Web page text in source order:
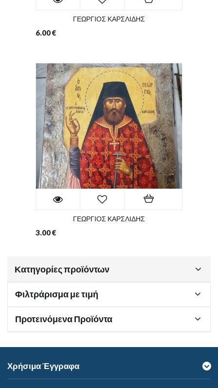
ΓΕΩΡΓΙΟΣ ΚΑΡΣΛΙΔΗΣ
6.00€
ΓΕΩΡΓΙΟΣ ΚΑΡΣΛΙΔΗΣ
3.00€
Κατηγορίες προϊόντων
Φιλτράρισμα με τιμή
Προτεινόμενα Προϊόντα
Χρήσιμα Έγγραφα